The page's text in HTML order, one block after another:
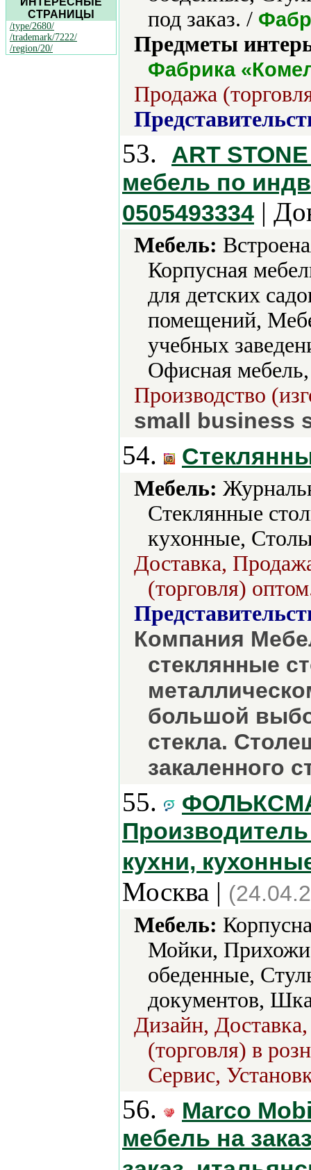
СТРАНИЦЫ
/type/2680/
/trademark/7222/
/region/20/
под заказ. /
Предметы
Фабрика
Продажа
53.
ART
мебель по
0505493334 |
Мебель:
Корпусная
для детских
помещений,
учебных
Офисная
Производство
small business
54.
Мебель:
Стеклянные
кухонные,
Доставка,
(торговля)
Компания
стеклянные
большой
стекла.
закаленного
55.
кухни,
Москва |
Мебель:
Мойки,
обеденные,
документов,
Дизайн,
(торговля) в
Сервис,
56.
Marco
мебель на